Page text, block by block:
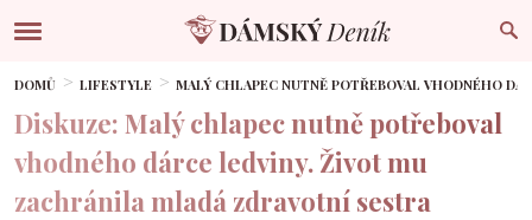
DOMŮ LIFESTYLE MALÝ CHLAPEC NUTNĚ POTŘEBOVAL VHODNÉHO
Diskuze: Malý chlapec nutně potřeboval
vhodného dárce ledviny. Život mu
zachránila mladá zdravotní sestra